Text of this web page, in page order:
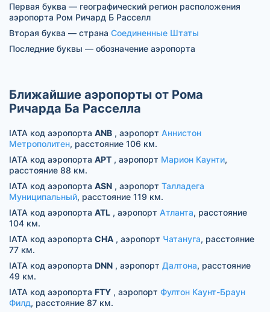
Первая буква — географический регион расположения
аэропорта Ром Ричард Б Расселл
Вторая буква — страна Соединенные Штаты
Последние буквы — обозначение аэропорта
Ближайшие аэропорты от Рома
Ричарда Ба Расселла
IATA код аэропорта ANB , аэропорт Аннистон
Метрополитен, расстояние 106 км.
IATA код аэропорта APT , аэропорт Марион Каунти,
расстояние 88 км.
IATA код аэропорта ASN , аэропорт Талладега
Муниципальный, расстояние 119 км.
IATA код аэропорта ATL , аэропорт Атланта, расстояние
104 км.
IATA код аэропорта CHA , аэропорт Чатануга, расстояние
77 км.
IATA код аэропорта DNN , аэропорт Далтона, расстояние
49 км.
IATA код аэропорта FTY , аэропорт Фултон Каунт-Браун
Филд, расстояние 87 км.